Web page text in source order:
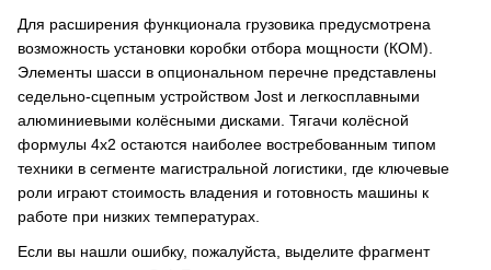
Для расширения функционала грузовика предусмотрена
возможность установки коробки отбора мощности (КОМ).
Элементы шасси в опциональном перечне представлены
седельно-сцепным устройством Jost и легкосплавными
алюминиевыми колёсными дисками. Тягачи колёсной
формулы 4х2 остаются наиболее востребованным типом
техники в сегменте магистральной логистики, где ключевые
роли играют стоимость владения и готовность машины к
работе при низких температурах.
Если вы нашли ошибку, пожалуйста, выделите фрагмент